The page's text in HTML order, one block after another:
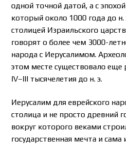
одной точной датой, а с
который около 1000 года до н.
столицей Израильского
говорят о более чем 3000-
народа с Иерусалимом.
этом месте существовало
IV–III тысячелетия до н. э.
Иерусалим для еврейского
столица и не просто древний
вокруг которого веками
государственная мечта и